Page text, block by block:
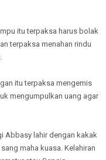
itu terpaksa harus bolak
terpaksa menahan rindu
itu terpaksa mengemis
mengumpulkan uang agar
Abbasy lahir dengan kakak
maha kuasa. Kelahiran